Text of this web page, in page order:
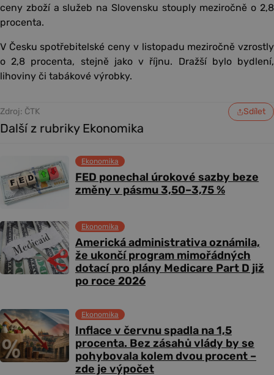
ceny zboží a služeb na Slovensku stouply meziročně o 2,8
procenta.
V Česku spotřebitelské ceny v listopadu meziročně vzrostly
o 2,8 procenta, stejně jako v říjnu. Dražší bylo bydlení,
lihoviny či tabákové výrobky.
Zdroj: ČTK Sdílet
Další z rubriky Ekonomika
FED ponechal úrokové sazby beze
změny v pásmu 3,50–3,75 %
Ekonomika
Americká administrativa oznámila,
že ukončí program mimořádných
dotací pro plány Medicare Part D již
po roce 2026
Ekonomika
Inflace v červnu spadla na 1,5
procenta. Bez zásahů vlády by se
pohybovala kolem dvou procent –
zde je výpočet
Ekonomika